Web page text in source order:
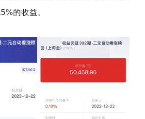
的收益。